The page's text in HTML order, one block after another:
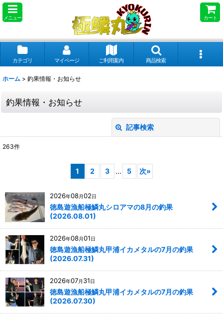
メニュー カート
カテゴリ マイページ ご利用案内 商品検索
ホーム > 釣果情報・お知らせ
釣果情報・お知らせ
記事検索
絞り込む
263件
1 2 3 ... 5 次»
2026年08月02日
徳島遊漁船極鱗丸シロアマの8月の釣果
(2026.08.01)
2026年08月01日
徳島遊漁船極鱗丸甲浦イカメタルの7月の釣果
(2026.07.31)
2026年07月 31日
徳島遊漁船極鱗丸甲浦イカメタルの7月の釣果
(2026.07.30)